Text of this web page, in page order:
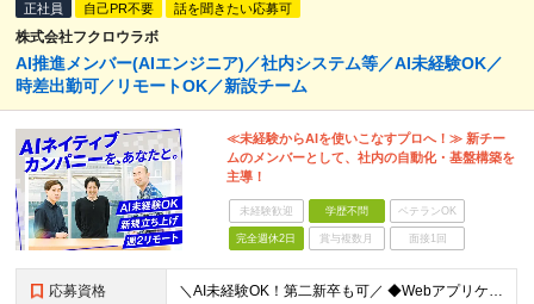
正社員 自己PR不要 話を聞きたい応募可
株式会社フクロウラボ
AI推進メンバー(AIエンジニア)／社内システム等／AI未経験OK／
時差出勤可／リモートOK／新設チーム
≪未経験からAIを使いこなすプロへ！≫ 新チー
ムのメンバーとして、社内の自動化・基盤構築を
主導！
未経験歓迎 学歴不問 ベテランOK
完全週休2日 賞与複数月 面接1回
応募資格 ＼AI未経験OK！第二新卒も可／ ◆Webアプリケーション開発経験3年以上 ◆学歴不問 ～このような方にオススメです～ ・AIを脅威ではなく「最高のパートナー」と捉えられる方 ・技術に楽しんで興味を